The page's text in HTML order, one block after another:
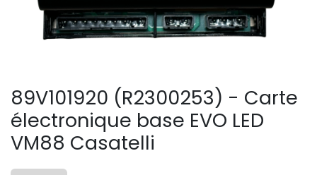
89V101920 (R2300253) - Carte
électronique base EVO LED
VM88 Casatelli